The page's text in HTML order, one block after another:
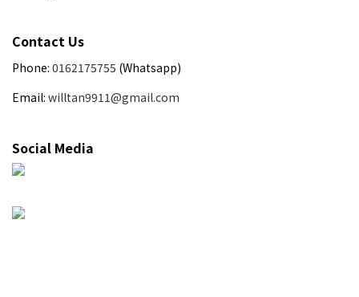
Contact Us
Phone: 0162175755 (Whatsapp)
Email: willtan9911@gmail.com
Social Media